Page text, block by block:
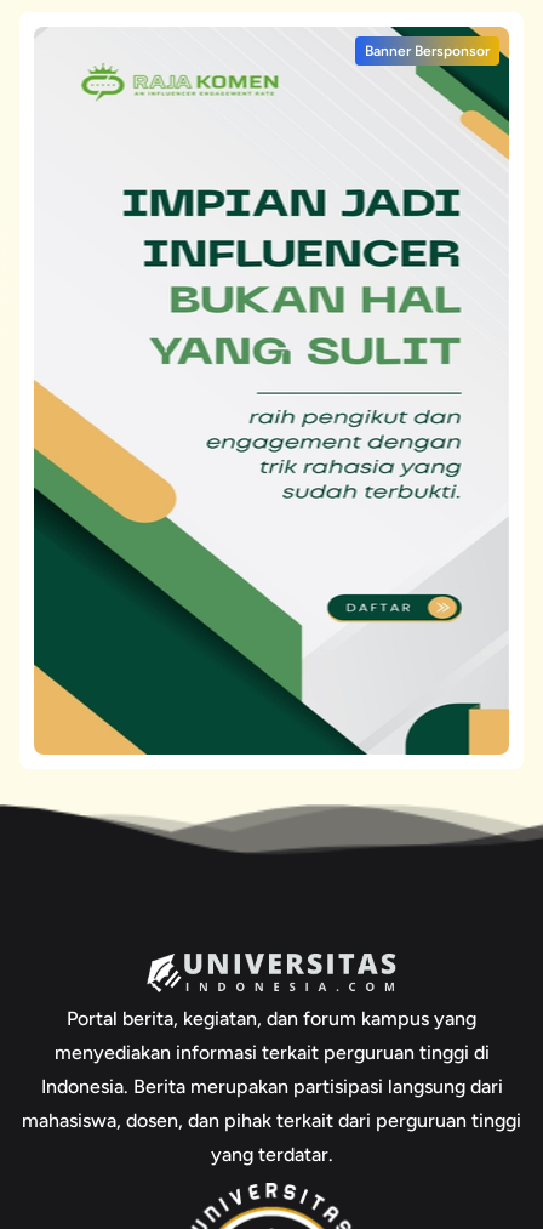
Banner Bersponsor
Portal berita, kegiatan, dan forum kampus yang
menyediakan informasi terkait perguruan tinggi di
Indonesia. Berita merupakan partisipasi langsung dari
mahasiswa, dosen, dan pihak terkait dari perguruan tinggi
yang terdatar.